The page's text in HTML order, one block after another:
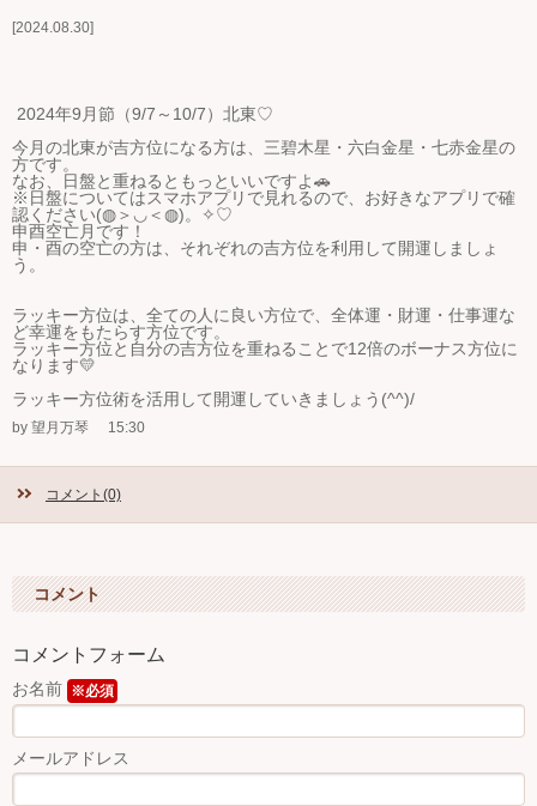
2024.08.30
2024年9月節（9/7～10/7）北東♡
今月の北東が吉方位になる方は、三碧木星・六白金星・七赤金星の
方です。
なお、日盤と重ねるともっといいですよ🚗
※日盤についてはスマホアプリで見れるので、お好きなアプリで確
認ください(◍＞◡＜◍)。✧♡
申酉空亡月です！
申・酉の空亡の方は、それぞれの吉方位を利用して開運しましょ
う。
ラッキー方位は、全ての人に良い方位で、全体運・財運・仕事運な
ど幸運をもたらす方位です。
ラッキー方位と自分の吉方位を重ねることで12倍のボーナス方位に
なります💛
ラッキー方位術を活用して開運していきましょう(^^)/
by 望月万琴 15:30
コメント(0)
コメント
コメントフォーム
お名前 ※必須
メールアドレス